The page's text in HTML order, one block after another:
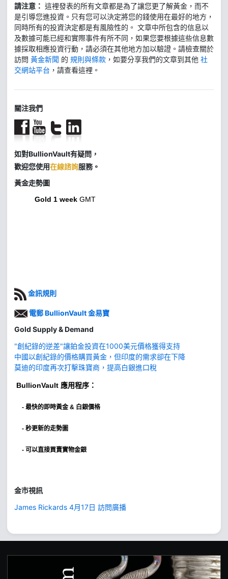
請注意： 這裡發表的所有文章都是為了讓您更了解黃金，而不
是引導您進投資。只有您可以決定將您的錢使用在最好的地方，
同時所有的投資決定都是有風險性的。 文章中所包含的信息以
及數據可能已經和實際事件有所不同，如果您要根據這些信息數
據採取相應投資行動，請必須在其他地方加以驗證。請檢查關於
訪問 黃金新聞 的 規則與條款 ，如要分享我們的文章到其他 社
交網站平台 ，請查看這裡。
關注我們
如對BullionVault有疑問，
歡迎您使用在線諮詢服務。
黃金走勢圖
Gold 1 week GMT
金訊規則
電郵 BullionVault 金易寶
Gold Supply & Demand
"創紀錄的逆差"讓鉑金投資在1000美元價格獲得支持
中國以創紀錄的價格購買黃金，但印度的需求卻在下降
莫迪的印度再次打擊珠寶商，提高白銀進口稅
BullionVault 應用程序：
- 最快的即時黃金 & 白銀價格
- 秒更新的走勢圖
- 可以直接買賣實物金銀
金市視訊
James Rickards 4月17日 訪問廣播